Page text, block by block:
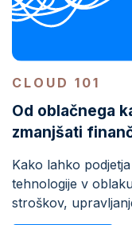
CLOUD 101
Od oblačnega
zmanjšati
Kako lahko
tehnologije v
stroškov,